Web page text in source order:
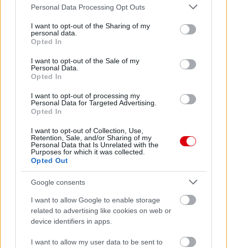
Please note that this website/app uses one or more Google
not limited to your visit or usage behaviour. You may click to
grant or deny consent to Google and its third-party tags to
use your data for below specified purposes in below Google
consent section.
Personal Data Processing Opt Outs
I want to opt-out of the Sharing of my
personal data.
Opted In
I want to opt-out of the Sale of my
Personal Data.
Opted In
I want to opt-out of processing my
Personal Data for Targeted Advertising.
Opted In
I want to opt-out of Collection, Use,
Retention, Sale, and/or Sharing of my
Personal Data that Is Unrelated with the
Purposes for which it was collected.
Opted Out
Google consents
I want to allow Google to enable storage
related to advertising like cookies on web or
device identifiers in apps.
I want to allow my user data to be sent to
Meccs Center
Paris Saint-Germainvs